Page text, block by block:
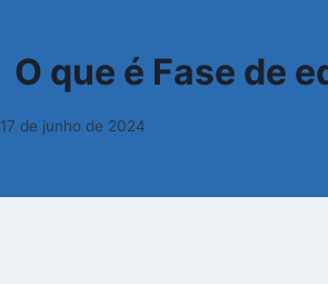
O que é Fase de
17 de junho de 2024